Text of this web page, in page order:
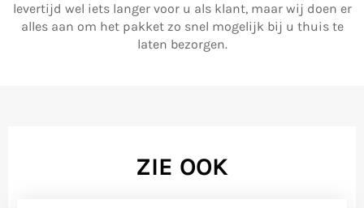
levertijd wel iets langer voor u als klant, maar wij doen er
alles aan om het pakket zo snel mogelijk bij u thuis te
laten bezorgen.
ZIE OOK